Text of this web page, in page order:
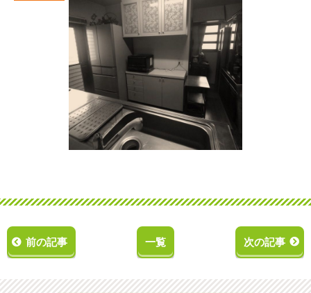
前の記事 一覧 次の記事